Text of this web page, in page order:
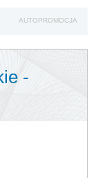
AUTOPROMOCJA
-